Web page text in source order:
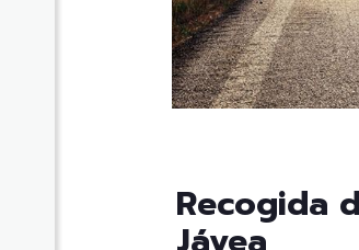
Recogida